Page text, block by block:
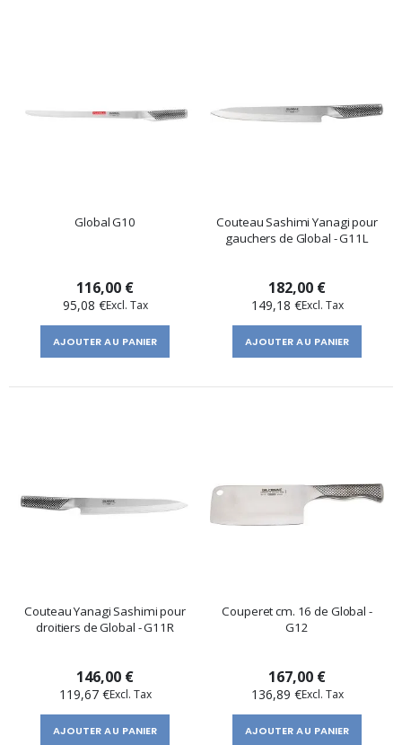
Global G10
116,00 €
95,08 €
AJOUTER AU PANIER
Couteau Sashimi Yanagi pour
gauchers de Global - G11L
182,00 €
149,18 €
AJOUTER AU PANIER
Couteau Yanagi Sashimi pour
droitiers de Global - G11R
146,00 €
119,67 €
AJOUTER AU PANIER
Couperet cm. 16 de Global -
G12
167,00 €
136,89 €
AJOUTER AU PANIER